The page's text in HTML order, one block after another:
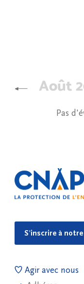
Août
Pas
S'inscrire à
Agir avec nous